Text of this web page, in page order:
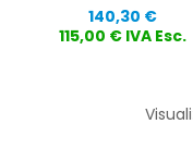
Prezzo
140,30 €
115,00 € IVA Esc.